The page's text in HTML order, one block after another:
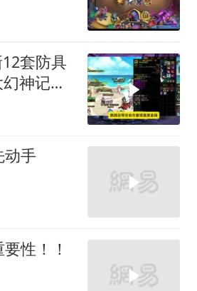
套防具
神记好
动手
性！！